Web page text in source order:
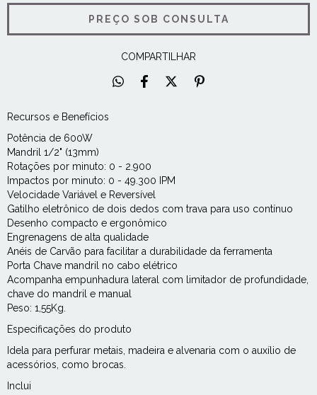
COMPARTILHAR
Recursos e Benefícios
Potência de 600W
Mandril 1/2" (13mm)
Rotações por minuto: 0 - 2.900
Impactos por minuto: 0 - 49.300 IPM
Velocidade Variável e Reversível
Gatilho eletrônico de dois dedos com trava para uso contínuo
Desenho compacto e ergonômico
Engrenagens de alta qualidade
Anéis de Carvão para facilitar a durabilidade da ferramenta
Porta Chave mandril no cabo elétrico
Acompanha empunhadura lateral com limitador de profundidade,
chave do mandril e manual
Peso: 1,55Kg.
Especificações do produto
Idela para perfurar metais, madeira e alvenaria com o auxílio de
acessórios, como brocas.
Inclui